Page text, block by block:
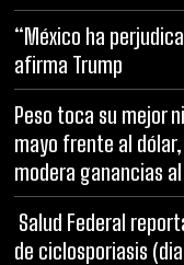
“México ha
afirma Trump
Peso toca su mejor
mayo frente al
modera ganancias
Salud Federal
de ciclosporiasis